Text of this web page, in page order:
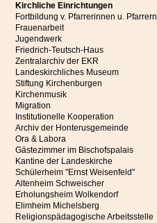
Kirchliche Einrichtungen
Fortbildung v. Pfarrerinnen u. Pfarrern
Frauenarbeit
Jugendwerk
Friedrich-Teutsch-Haus
Zentralarchiv der EKR
Landeskirchliches Museum
Stiftung Kirchenburgen
Kirchenmusik
Migration
Institutionelle Kooperation
Archiv der Honterusgemeinde
Ora & Labora
Gästezimmer im Bischofspalais
Kantine der Landeskirche
Schülerheim "Ernst Weisenfeld"
Altenheim Schweischer
Erholungsheim Wolkendorf
Elimheim Michelsberg
Religionspädagogische Arbeitsstelle